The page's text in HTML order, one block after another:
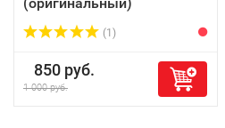
(оригинальный)
(1)
850 руб.
1 000 руб.